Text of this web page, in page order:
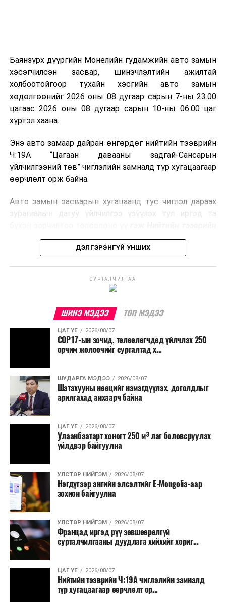
болон дулааны эрчим хүч үйлдвэрлэхэд ашиглаж
болдог. Зарим технологийн хувьд шаталтын дараа
үлдэх үнснээс фосфор зэрэг ашигт эрдсийг сэргээн
авах боломжтой аж.
Япон, Герман, Швейцар, Нидерланд, Өмнөд Солонгос
зэрэг улс лаг хатаах, шатаах технологийг ашиглаж
байна. Тухайлбал, Германд лаг шатаах үйлдвэрээс
гарсан үнснээс фосфор сэргээн авах технологи
ашигладаг бол Нидерландад төвлөрсөн лаг
боловсруулах үйлдвэрүүдээр дулаан, цахилгаан
Ийнхүү лаг хатаах, шатаах технологийг лагийн
улсад өргөн ашиглаж байна.
Баянзүрх дүүргийн Монелийн гудамжийн авто замын
хэсэгчилсэн засвар, шинэчлэлтийн ажилтай
холбоотойгоор тухайн хэсгийн авто замын
хөдөлгөөнийг 2026 оны 08 дугаар сарын 7-ны 23:00
цагаас 2026 оны 08 дугаар сарын 10-ны 06:00 цаг
хүртэл хаана.
Энэ авто замаар дайран өнгөрдөг нийтийн тээврийн
Ч:19А “Цагаан давааны задгай-Сансарын
үйлчилгээний төв” чиглэлийн замналд түр хугацаагаар
өөрчлөлт орж байна.
Авто замын засварын хугацаанд тус чиглэл дараах
зураглалын дагуу үйлчилгээ үзүүлэх тул иргэд та
бодлогын газраас мэдээллээ.
ДЭЛГЭРЭНГҮЙ УНШИХ
СУРТАЛЧИЛГАА
ШИНЭ МЭДЭЭ ТОП МЭДЭЭ
ЦАГ ҮЕ 2026/08/07
COP17-ын зочид, төлөөлөгчдөд үйлчлэх 250
орчим жолоочийг сургалтад х...
ШУДАРГА МЭДЭЭ 2026/08/07
Шатахууны нөөцийг нэмэгдүүлэх, доголдлыг
арилгахад анхаарч байна
ЦАГ ҮЕ 2026/08/07
Улаанбаатарт хоногт 250 м³ лаг боловсруулах
үйлдвэр байгуулна
УЛСТӨР НИЙГЭМ 2026/08/07
Нэгдүгээр ангийн элсэлтийг E-Mongolia-аар
зохион байгуулна
УЛСТӨР НИЙГЭМ 2026/08/07
Францад иргэд рүү зөвшөөрөлгүй
сурталчилгааны дуудлага хийхийг хориг...
ЦАГ ҮЕ 2026/08/07
Нийтийн тээврийн Ч:19А чиглэлийн замналд
түр хугацаагаар өөрчлөлт ор...